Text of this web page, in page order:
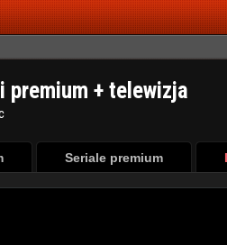
+ telewizja
Seriale premium